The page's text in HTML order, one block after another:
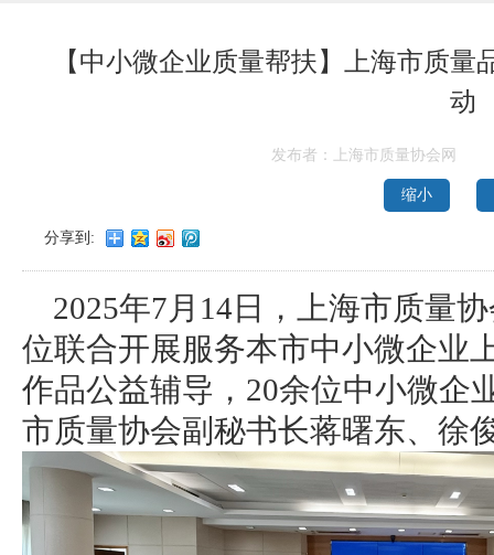
【中小微企业质量帮扶】上海市质
动
发布者：上海市质量协会网
缩小
分享到:
2025年7月14日，上海市质量
位联合开展服务本市中小微企业
作品公益辅导，20余位中小微企
市质量协会副秘书长蒋曙东、徐